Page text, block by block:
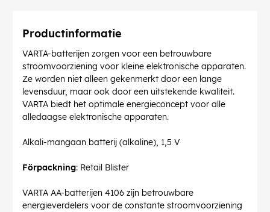
Productinformatie
VARTA-batterijen zorgen voor een betrouwbare
stroomvoorziening voor kleine elektronische apparaten.
Ze worden niet alleen gekenmerkt door een lange
levensduur, maar ook door een uitstekende kwaliteit.
VARTA biedt het optimale energieconcept voor alle
alledaagse elektronische apparaten.
Alkali-mangaan batterij (alkaline), 1,5 V
Förpackning: Retail Blister
VARTA AA-batterijen 4106 zijn betrouwbare
energieverdelers voor de constante stroomvoorziening